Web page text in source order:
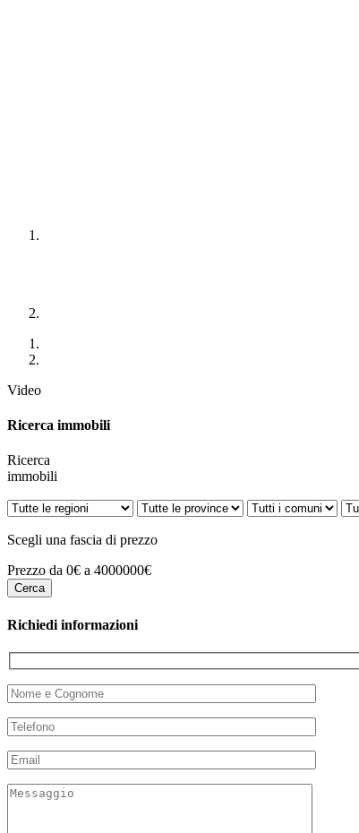
Video
Ricerca immobili
Ricerca
immobili
Scegli una fascia di prezzo
Prezzo da 0€ a 4000000€
Richiedi informazioni